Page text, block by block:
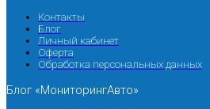
Контакты
Блог
Личный кабинет
Оферта
Обработка персональных данных
Блог «МониторингАвто»